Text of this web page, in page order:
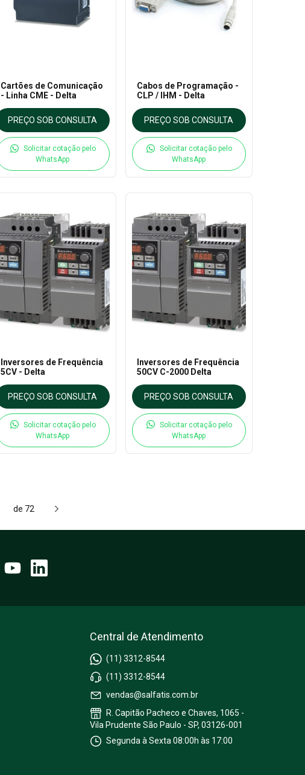
Cartões de Comunicação
- Linha CME - Delta
PREÇO SOB CONSULTA
Solicitar cotação pelo
WhatsApp
Cabos de Programação -
CLP / IHM - Delta
PREÇO SOB CONSULTA
Solicitar cotação pelo
WhatsApp
Inversores de Frequência
5CV - Delta
PREÇO SOB CONSULTA
Solicitar cotação pelo
WhatsApp
Inversores de Frequência
50CV C-2000 Delta
PREÇO SOB CONSULTA
Solicitar cotação pelo
WhatsApp
de 72
Central de Atendimento
(11) 3312-8544
(11) 3312-8544
vendas@salfatis.com.br
R. Capitão Pacheco e Chaves, 1065 -
Vila Prudente São Paulo - SP, 03126-001
Segunda à Sexta 08:00h às 17:00